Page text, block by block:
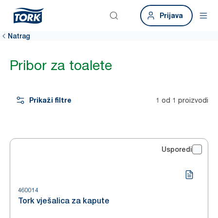
Prijava
Natrag
Pribor za toalete
Prikaži filtre 1 od 1 proizvodi
Usporedi
460014
Tork vješalica za kapute